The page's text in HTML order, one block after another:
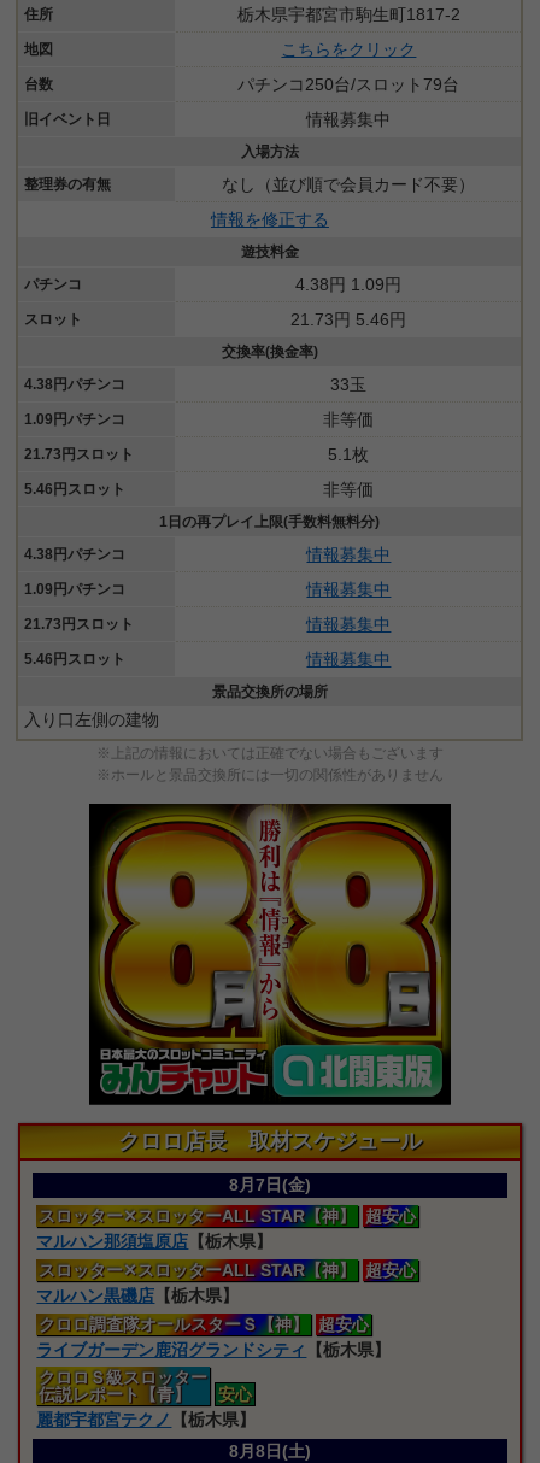
住所 栃木県宇都宮市駒生町1817-2
地図 こちらをクリック
台数 パチンコ250台/スロット79台
旧イベント日 情報募集中
入場方法
整理券の有無
なし（並び順で会員カード不要）
情報を修正する
遊技料金
パチンコ
4.38円 1.09円
スロット 21.73円 5.46円
交換率(換金率)
4.38円パチンコ
33玉
1.09円パチンコ 非等価
21.73円スロット 5.1枚
5.46円スロット 非等価
1日の再プレイ上限(手数料無料分)
4.38円パチンコ
情報募集中
1.09円パチンコ 情報募集中
21.73円スロット 情報募集中
5.46円スロット 情報募集中
景品交換所の場所
入り口左側の建物
※上記の情報においては正確でない場合もございます
※ホールと景品交換所には一切の関係性がありません
クロロ店長 取材スケジュール
8月7日(金)
スロッター✕スロッターALL STAR【神】
超安心
マルハン那須塩原店 【栃木県】
スロッター✕スロッターALL STAR【神】
超安心
マルハン黒磯店 【栃木県】
クロロ調査隊オールスターＳ【神】
超安心
ライブガーデン鹿沼グランドシティ
【栃木県】
クロロＳ級スロッター
伝説レポート【青】
安心
麗都宇都宮テクノ
【栃木県】
8月8日(土)